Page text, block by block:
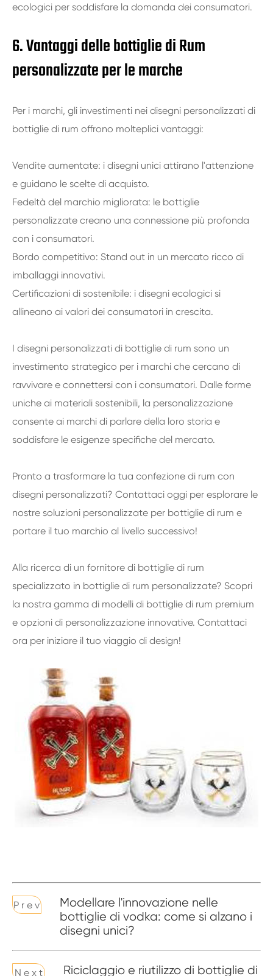
ecologici per soddisfare la domanda dei consumatori.
6. Vantaggi delle bottiglie di Rum
personalizzate per le marche
Per i marchi, gli investimenti nei disegni personalizzati di
bottiglie di rum offrono molteplici vantaggi:
Vendite aumentate: i disegni unici attirano l'attenzione
e guidano le scelte di acquisto.
Fedeltà del marchio migliorata: le bottiglie
personalizzate creano una connessione più profonda
con i consumatori.
Bordo competitivo: Stand out in un mercato ricco di
imballaggi innovativi.
Certificazioni di sostenibile: i disegni ecologici si
allineano ai valori dei consumatori in crescita.
I disegni personalizzati di bottiglie di rum sono un
investimento strategico per i marchi che cercano di
ravvivare e connettersi con i consumatori. Dalle forme
uniche ai materiali sostenibili, la personalizzazione
consente ai marchi di parlare della loro storia e
soddisfare le esigenze specifiche del mercato.
Pronto a trasformare la tua confezione di rum con
disegni personalizzati? Contattaci oggi per esplorare le
nostre soluzioni personalizzate per bottiglie di rum e
portare il tuo marchio al livello successivo!
Alla ricerca di un fornitore di bottiglie di rum
specializzato in bottiglie di rum personalizzate? Scopri
la nostra gamma di modelli di bottiglie di rum premium
e opzioni di personalizzazione innovative. Contattaci
ora per iniziare il tuo viaggio di design!
P r e v
Modellare l'innovazione nelle
bottiglie di vodka: come si alzano i
disegni unici?
N e x t Riciclaggio e riutilizzo di bottiglie di